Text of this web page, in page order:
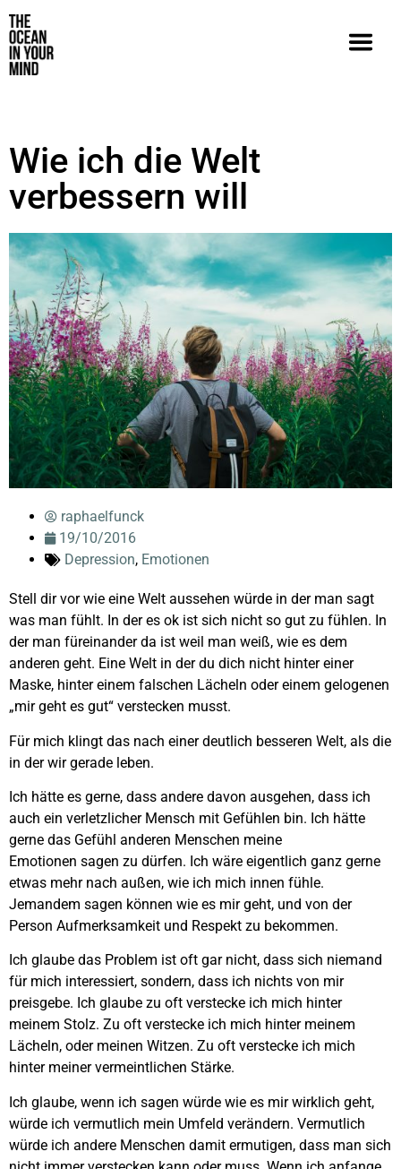
Wie ich die Welt
verbessern will
raphaelfunck
19/10/2016
Depression, Emotionen
Stell dir vor wie eine Welt aussehen würde in der man sagt
was man fühlt. In der es ok ist sich nicht so gut zu fühlen. In
der man füreinander da ist weil man weiß, wie es dem
anderen geht. Eine Welt in der du dich nicht hinter einer
Maske, hinter einem falschen Lächeln oder einem gelogenen
„mir geht es gut“ verstecken musst.
Für mich klingt das nach einer deutlich besseren Welt, als die
in der wir gerade leben.
Ich hätte es gerne, dass andere davon ausgehen, dass ich
auch ein verletzlicher Mensch mit Gefühlen bin. Ich hätte
gerne das Gefühl anderen Menschen meine
Emotionen sagen zu dürfen. Ich wäre eigentlich ganz gerne
etwas mehr nach außen, wie ich mich innen fühle.
Jemandem sagen können wie es mir geht, und von der
Person Aufmerksamkeit und Respekt zu bekommen.
Ich glaube das Problem ist oft gar nicht, dass sich niemand
für mich interessiert, sondern, dass ich nichts von mir
preisgebe. Ich glaube zu oft verstecke ich mich hinter
meinem Stolz. Zu oft verstecke ich mich hinter meinem
Lächeln, oder meinen Witzen. Zu oft verstecke ich mich
hinter meiner vermeintlichen Stärke.
Ich glaube, wenn ich sagen würde wie es mir wirklich geht,
würde ich vermutlich mein Umfeld verändern. Vermutlich
würde ich andere Menschen damit ermutigen, dass man sich